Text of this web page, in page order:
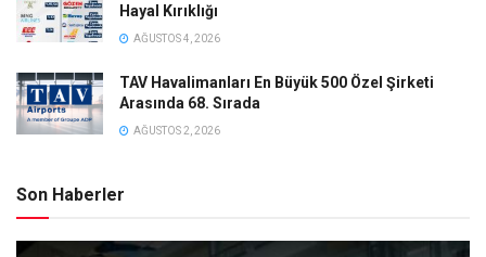
Hayal Kırıklığı
AĞUSTOS 4, 2026
TAV Havalimanları En Büyük 500 Özel Şirketi
Arasında 68. Sırada
AĞUSTOS 2, 2026
Son Haberler